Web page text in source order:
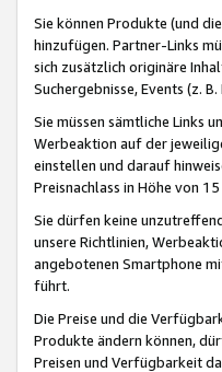
Sie können Produkte (und
hinzufügen. Partner-Links
sich zusätzlich originäre
Suchergebnisse, Events (z.
Sie müssen sämtliche Links
Werbeaktion auf der
einstellen und darauf
Preisnachlass in Höhe von
Sie dürfen keine
unsere Richtlinien,
angebotenen Smartphone
führt.
Die Preise und die
Produkte ändern können,
Preisen und Verfügbarkeit